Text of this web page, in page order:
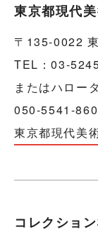
東京都現代
〒135-0022
TEL：03-
またはハロー
050-5541-
東京都現代美
コレクショ